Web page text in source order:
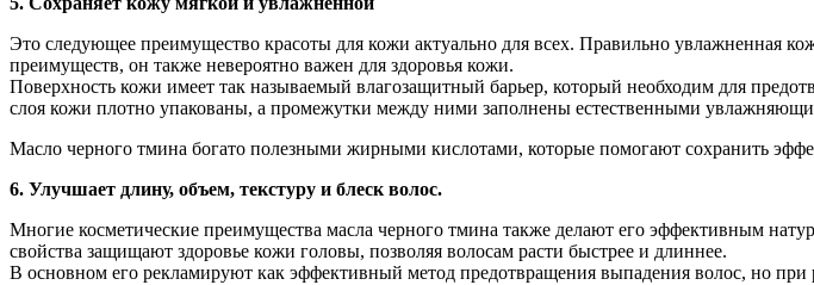
Это следующее преимущество красоты для кожи актуально для всех. Правильно увлажненная
преимуществ, он также невероятно важен для здоровья кожи.
Поверхность кожи имеет так называемый влагозащитный барьер, который необходим для
слоя кожи плотно упакованы, а промежутки между ними заполнены естественными
Масло черного тмина богато полезными жирными кислотами, которые помогают сохранить
6. Улучшает длину, объем, текстуру и блеск волос.
Многие косметические преимущества масла черного тмина также делают его эффективным
свойства защищают здоровье кожи головы, позволяя волосам расти быстрее и длиннее.
В основном его рекламируют как эффективный метод предотвращения выпадения волос, но при